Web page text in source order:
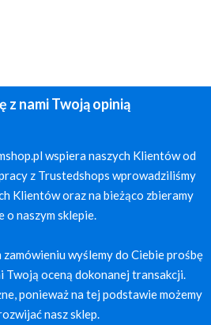
z nami Twoją opinią
wspiera naszych Klientów od
z Trustedshops wprowadziliśmy
Klientów oraz na bieżąco zbieramy
o naszym sklepie.
wyślemy do Ciebie prośbę
Twoją oceną dokonanej transakcji.
ponieważ na tej podstawie możemy
nasz sklep.